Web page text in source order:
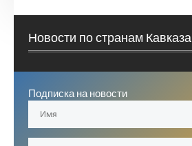
Новости по странам Кавказа
Подписка на новости